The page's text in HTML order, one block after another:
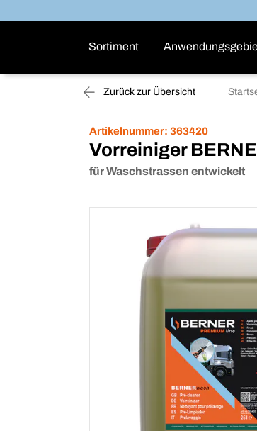
Sortiment
Zurück zur Übersicht
Artikelnummer: 363420
Vorreiniger
für Waschstrassen entwickelt